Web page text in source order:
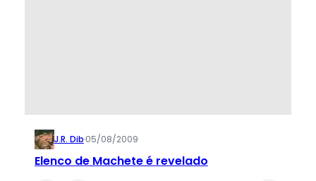
J.R. Dib·05/08/2009
Elenco de Machete é revelado